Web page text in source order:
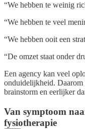
“We hebben te weinig
“We hebben te veel
“We hebben ooit een
“De omzet staat onder
Een agency kan veel
onduidelijkheid. Daarom
brainstorm en eerlijker
Van symptoom
fysiotherapie